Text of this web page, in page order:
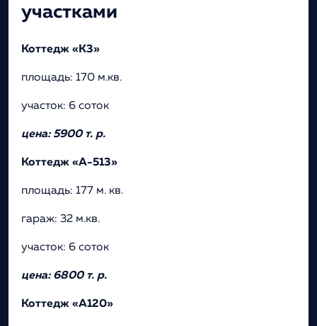
участками
Коттедж «К3»
площадь: 170 м.кв.
участок: 6 соток
цена: 5900 т. р.
Коттедж «А-513»
площадь: 177 м. кв.
гараж: 32 м.кв.
участок: 6 соток
цена: 6800 т. р.
Коттедж «А120»